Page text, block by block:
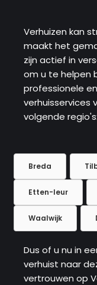
Verhuizen kan
maakt het
zijn actief in
om u te helpen
professionele
verhuisservices
volgende regio's:
Breda
Etten-leur
Waalwijk
Dus of u nu in
verhuist naar
vertrouwen op